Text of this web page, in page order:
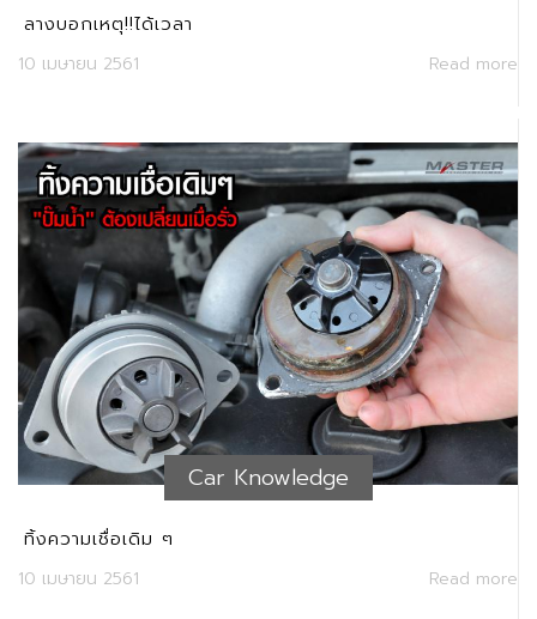
ลางบอกเหตุ!!ได้เวลา
10 เมษายน 2561 Read more
Car Knowledge
ทิ้งความเชื่อเดิม ๆ
10 เมษายน 2561 Read more